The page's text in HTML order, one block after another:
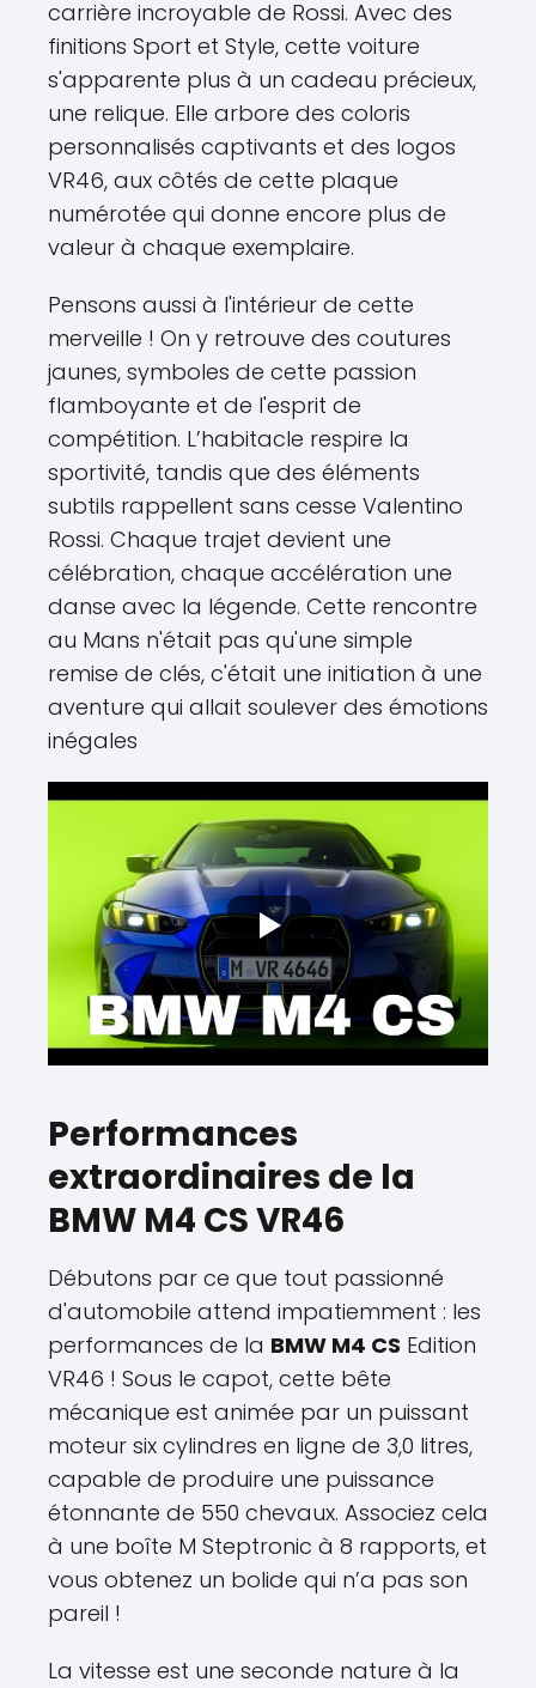
carrière incroyable de Rossi. Avec des
finitions Sport et Style, cette voiture
s'apparente plus à un cadeau précieux,
une relique. Elle arbore des coloris
personnalisés captivants et des logos
VR46, aux côtés de cette plaque
numérotée qui donne encore plus de
valeur à chaque exemplaire.
Pensons aussi à l'intérieur de cette
merveille ! On y retrouve des coutures
jaunes, symboles de cette passion
flamboyante et de l'esprit de
compétition. L’habitacle respire la
sportivité, tandis que des éléments
subtils rappellent sans cesse Valentino
Rossi. Chaque trajet devient une
célébration, chaque accélération une
danse avec la légende. Cette rencontre
au Mans n'était pas qu'une simple
remise de clés, c'était une initiation à une
aventure qui allait soulever des émotions
inégales
Performances
extraordinaires de la
BMW M4 CS VR46
Débutons par ce que tout passionné
d'automobile attend impatiemment : les
performances de la BMW M4 CS Edition
VR46 ! Sous le capot, cette bête
mécanique est animée par un puissant
moteur six cylindres en ligne de 3,0 litres,
capable de produire une puissance
étonnante de 550 chevaux. Associez cela
à une boîte M Steptronic à 8 rapports, et
vous obtenez un bolide qui n’a pas son
pareil !
La vitesse est une seconde nature à la